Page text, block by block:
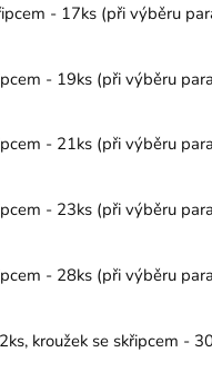
- 17ks (při výběru
- 19ks (při výběru
- 21ks (při výběru
- 23ks (při výběru
- 28ks (při výběru
kroužek se skřipcem -